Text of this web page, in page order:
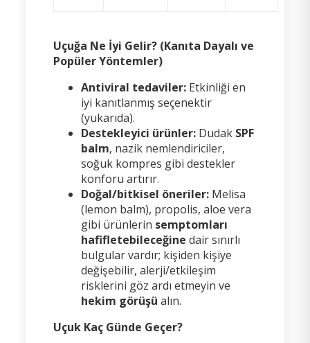
Uçuğa Ne İyi Gelir? (Kanıta Dayalı ve
Popüler Yöntemler)
Antiviral tedaviler:Etkinliği en
iyi kanıtlanmış seçenektir
(yukarıda).
Destekleyici ürünler:Dudak SPF
balm, nazik nemlendiriciler,
soğuk kompres gibi destekler
konforu artırır.
Doğal/bitkisel öneriler:Melisa
(lemon balm), propolis, aloe vera
gibi ürünlerin semptomları
hafifletebileceğine dair sınırlı
bulgular vardır; kişiden kişiye
değişebilir, alerji/etkileşim
risklerini göz ardı etmeyin ve
hekim görüşü alın.
Uçuk Kaç Günde Geçer?